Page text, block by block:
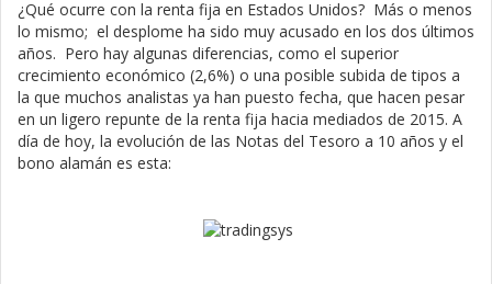
¿Qué ocurre con la renta fija en Estados Unidos? Más o menos
lo mismo; el desplome ha sido muy acusado en los dos últimos
años. Pero hay algunas diferencias, como el superior
crecimiento económico (2,6%) o una posible subida de tipos a
la que muchos analistas ya han puesto fecha, que hacen pesar
en un ligero repunte de la renta fija hacia mediados de 2015. A
día de hoy, la evolución de las Notas del Tesoro a 10 años y el
bono alamán es esta: